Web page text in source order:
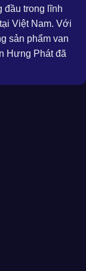
đầu trong lĩnh
Việt Nam. Với
sản phẩm van
Hưng Phát đã